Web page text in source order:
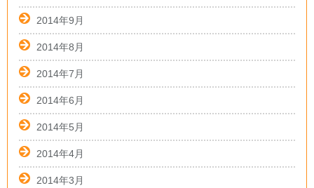
2014年9月
2014年8月
2014年7月
2014年6月
2014年5月
2014年4月
2014年3月